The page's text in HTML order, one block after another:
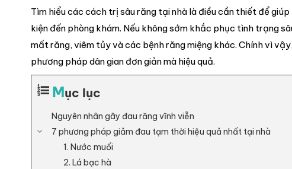
Tìm hiểu các cách trị sâu răng tại nhà là điều cần thiết để
kiện đến phòng khám. Nếu không sớm khắc phục tình trạng
mất răng, viêm tủy và các bệnh răng miệng khác. Chính vì
phương pháp dân gian đơn giản mà hiệu quả.
Mục lục
Nguyên nhân gây đau răng vĩnh viễn
7 phương pháp giảm đau tạm thời hiệu quả nhất tại nhà
1. Nước muối
2. Lá bạc hà